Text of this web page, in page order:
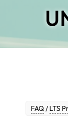
FAQ/LTS